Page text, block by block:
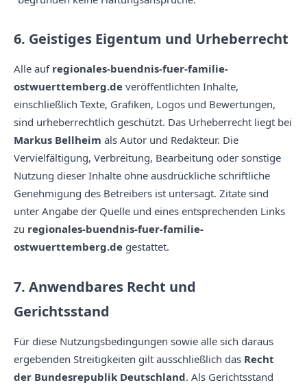
6. Geistiges Eigentum und Urheberrecht
Alle auf regionales-buendnis-fuer-familie-
ostwuerttemberg.de veröffentlichten Inhalte,
einschließlich Texte, Grafiken, Logos und Bewertungen,
sind urheberrechtlich geschützt. Das Urheberrecht liegt bei
Markus Bellheim als Autor und Redakteur. Die
Vervielfältigung, Verbreitung, Bearbeitung oder sonstige
Nutzung dieser Inhalte ohne ausdrückliche schriftliche
Genehmigung des Betreibers ist untersagt. Zitate sind
unter Angabe der Quelle und eines entsprechenden Links
zu regionales-buendnis-fuer-familie-
ostwuerttemberg.de gestattet.
7. Anwendbares Recht und
Gerichtsstand
Für diese Nutzungsbedingungen sowie alle sich daraus
ergebenden Streitigkeiten gilt ausschließlich das Recht
der Bundesrepublik Deutschland. Als Gerichtsstand